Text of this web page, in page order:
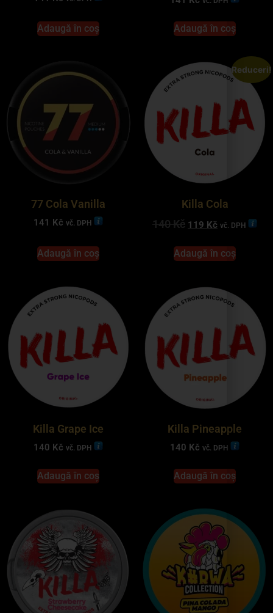
Adaugă în coș Adaugă în coș
77 Cola Vanilla
141 Kč vč. DPH
Adaugă în coș
Reduceri!
Killa Cola
140Kč 119 Kč vč. DPH
Adaugă în coș
Killa Grape Ice
140 Kč vč. DPH
Adaugă în coș
Killa Pineapple
140 Kč vč. DPH
Adaugă în coș